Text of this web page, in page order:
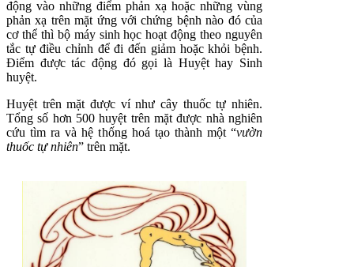
động vào những điểm phản xạ hoặc những vùng
phản xạ trên mặt ứng với chứng bệnh nào đó của
cơ thể thì bộ máy sinh học hoạt động theo nguyên
tắc tự điều chỉnh để đi đến giảm hoặc khỏi bệnh.
Điểm được tác động đó gọi là Huyệt hay Sinh
huyệt.
Huyệt trên mặt được ví như cây thuốc tự nhiên.
Tổng số hơn 500 huyệt trên mặt được nhà nghiên
cứu tìm ra và hệ thống hoá tạo thành một “vườn
thuốc tự nhiên” trên mặt.